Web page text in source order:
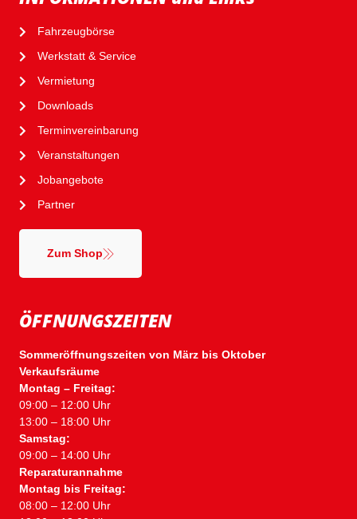
ÖFFNUNGSZEITEN
Sommeröffnungszeiten von März bis Oktober
Verkaufsräume
Montag – Freitag:
09:00 – 12:00 Uhr
13:00 – 18:00 Uhr
Samstag:
09:00 – 14:00 Uhr
Reparaturannahme
Montag bis Freitag:
08:00 – 12:00 Uhr
Fahrzeugbörse
Werkstatt & Service
Vermietung
Downloads
Terminvereinbarung
Veranstaltungen
Jobangebote
Partner
Zum Shop